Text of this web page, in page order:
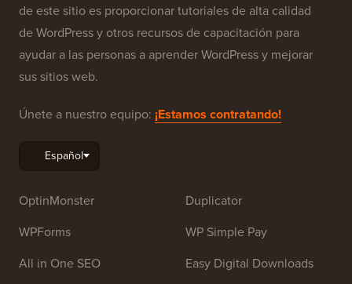
de este sitio es proporcionar tutoriales de alta calidad
de WordPress y otros recursos de capacitación para
ayudar a las personas a aprender WordPress y mejorar
sus sitios web.
Únete a nuestro equipo: ¡Estamos contratando!
OptinMonster
WPForms
All in One SEO
Duplicator
WP Simple Pay
Easy Digital Downloads